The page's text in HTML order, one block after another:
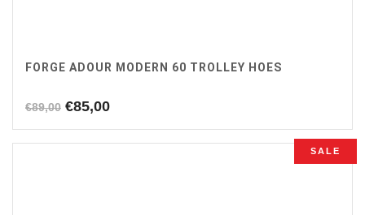
FORGE ADOUR MODERN 60 TROLLEY HOES
€89,00 Oorspronkelijke
was:
€85,00Huidige
is:
SALE